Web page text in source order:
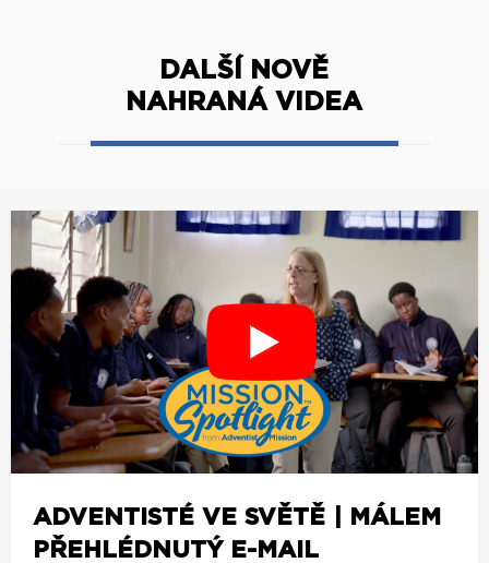
DALŠÍ NOVĚ
NAHRANÁ VIDEA
ADVENTISTÉ VE SVĚTĚ | MÁLEM
PŘEHLÉDNUTÝ E-MAIL